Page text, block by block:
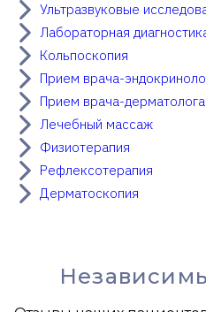
Ультразвуковые
Лабораторная
Кольпоскопия
Прием врача-
Прием врача-дерматолога
Лечебный массаж
Физиотерапия
Рефлексотерапия
Дерматоскопия